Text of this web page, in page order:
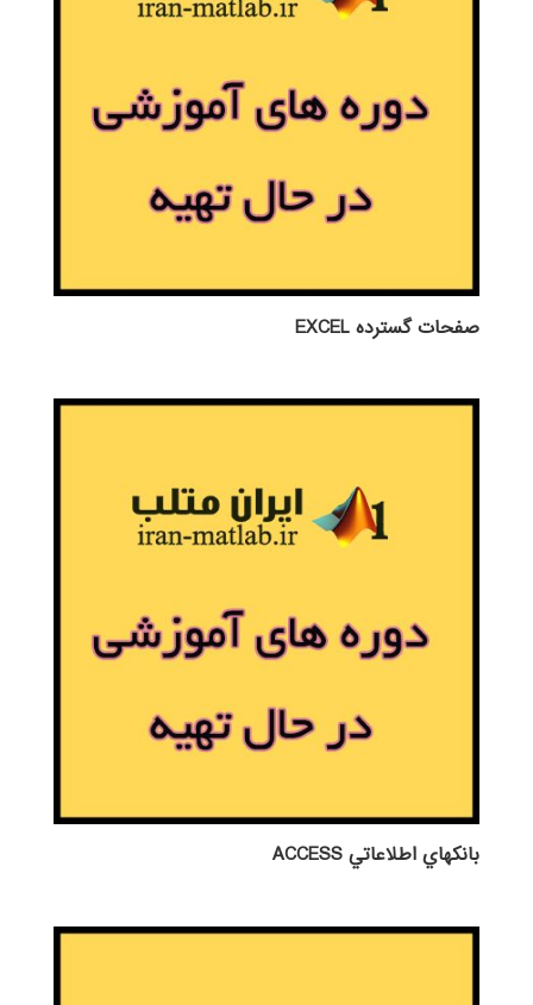
صفحات گسترده EXCEL
بانكهاي اطلاعاتي ACCESS